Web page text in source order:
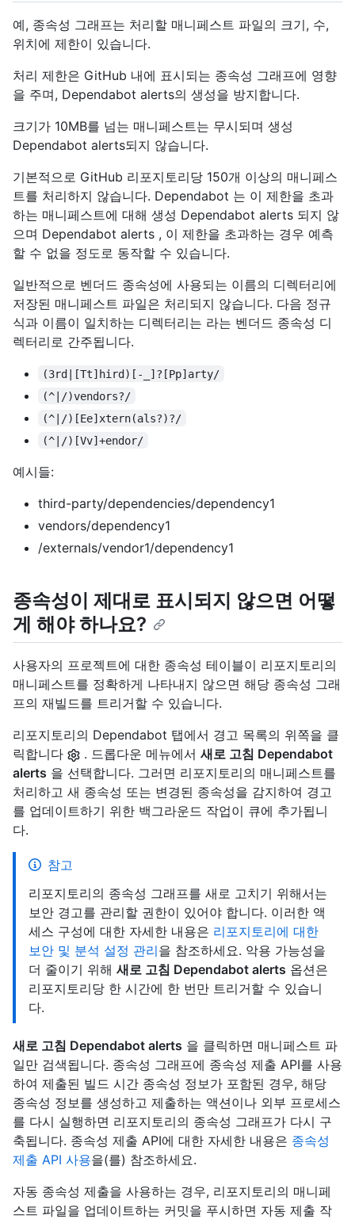
예, 종속성 그래프는 처리할 매니페스트 파일의 크기, 수,
위치에 제한이 있습니다.
처리 제한은 GitHub 내에 표시되는 종속성 그래프에 영향
을 주며, Dependabot alerts의 생성을 방지합니다.
크기가 10MB를 넘는 매니페스트는 무시되며 생성
Dependabot alerts되지 않습니다.
기본적으로 GitHub 리포지토리당 150개 이상의 매니페스
트를 처리하지 않습니다. Dependabot 는 이 제한을 초과
하는 매니페스트에 대해 생성 Dependabot alerts 되지 않
으며 Dependabot alerts , 이 제한을 초과하는 경우 예측
할 수 없을 정도로 동작할 수 있습니다.
일반적으로 벤더드 종속성에 사용되는 이름의 디렉터리에
저장된 매니페스트 파일은 처리되지 않습니다. 다음 정규
식과 이름이 일치하는 디렉터리는 라는 벤더드 종속성 디
렉터리로 간주됩니다.
(3rd|[Tt]hird)[-_]?[Pp]arty/
(^|/)vendors?/
(^|/)[Ee]xtern(als?)?/
(^|/)[Vv]+endor/
예시들:
third-party/dependencies/dependency1
vendors/dependency1
/externals/vendor1/dependency1
종속성이 제대로 표시되지 않으면 어떻
게 해야 하나요?
사용자의 프로젝트에 대한 종속성 테이블이 리포지토리의
매니페스트를 정확하게 나타내지 않으면 해당 종속성 그래
프의 재빌드를 트리거할 수 있습니다.
리포지토리의 Dependabot 탭에서 경고 목록의 위쪽을 클
릭합니다
. 드롭다운 메뉴에서 새로 고침 Dependabot
alerts 을 선택합니다. 그러면 리포지토리의 매니페스트를
처리하고 새 종속성 또는 변경된 종속성을 감지하여 경고
를 업데이트하기 위한 백그라운드 작업이 큐에 추가됩니
다.
참고
리포지토리의 종속성 그래프를 새로 고치기 위해서는
보안 경고를 관리할 권한이 있어야 합니다. 이러한 액
세스 구성에 대한 자세한 내용은 리포지토리에 대한
보안 및 분석 설정 관리을 참조하세요. 악용 가능성을
더 줄이기 위해 새로 고침 Dependabot alerts 옵션은
리포지토리당 한 시간에 한 번만 트리거할 수 있습니
다.
새로 고침 Dependabot alerts 을 클릭하면 매니페스트 파
일만 검색됩니다. 종속성 그래프에 종속성 제출 API를 사용
하여 제출된 빌드 시간 종속성 정보가 포함된 경우, 해당
종속성 정보를 생성하고 제출하는 액션이나 외부 프로세스
를 다시 실행하면 리포지토리의 종속성 그래프가 다시 구
축됩니다. 종속성 제출 API에 대한 자세한 내용은 종속성
제출 API 사용을(를) 참조하세요.
자동 종속성 제출을 사용하는 경우, 리포지토리의 매니페
스트 파일을 업데이트하는 커밋을 푸시하면 자동 제출 작